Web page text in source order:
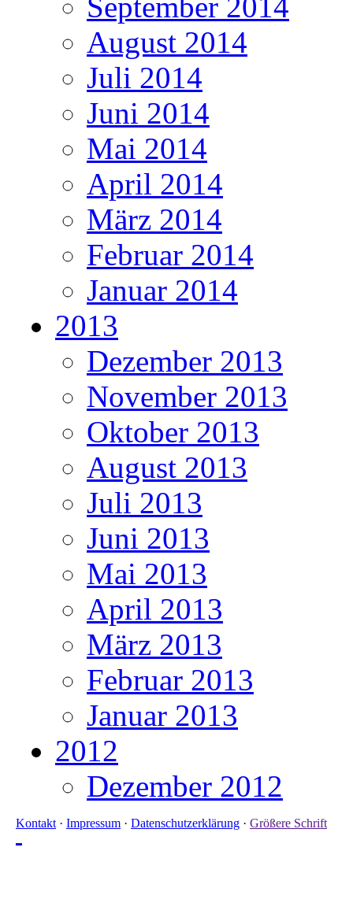
September 2014
August 2014
Juli 2014
Juni 2014
Mai 2014
April 2014
März 2014
Februar 2014
Januar 2014
2013
Dezember 2013
November 2013
Oktober 2013
August 2013
Juli 2013
Juni 2013
Mai 2013
April 2013
März 2013
Februar 2013
Januar 2013
2012
Dezember 2012
Kontakt · Impressum · Datenschutzerklärung · Größere Schrift